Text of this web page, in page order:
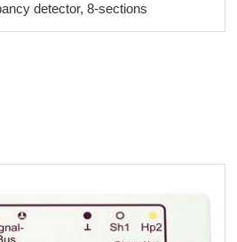
detector, 8-sections